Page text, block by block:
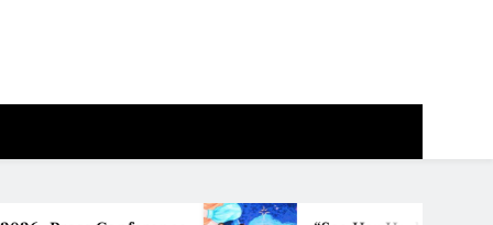
纪录 见证马来西亚房地产经纪行业蓬勃发展